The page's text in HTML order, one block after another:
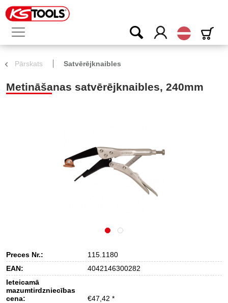
Latvijas
Pārskats Satvērējknaibles
Metināšanas satvērējknaibles, 240mm
Preces Nr.:
115.1180
EAN:
4042146300282
Ieteicamā
mazumtirdzniecības
cena:
€47,42 *